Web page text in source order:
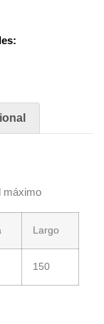
máximo
Largo
150